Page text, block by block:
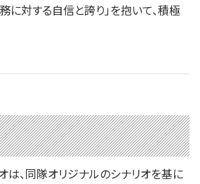
対する自信と誇り」を抱いて、積極
、同隊オリジナルのシナリオを基に